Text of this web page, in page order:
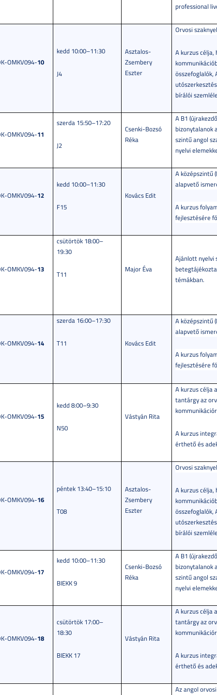
professional
OMKV094-10
kedd 10:00–11:30
J4
Asztalos-
Zsembery
Eszter
Orvosi
A kurzus célja,
összefoglalók,
bírálói
OMKV094-11
szerda 15:50–17:20
J2
Csenki-Bozsó
Réka
A B1
bizonytalanok
szintű angol
nyelvi
OMKV094-12
kedd 10:00–11:30
F15
Kovács Edit
A középszintű
alapvető
A kurzus
fejlesztésére
OMKV094-13
csütörtök 18:00–
19:30
T11
Major Éva
Ajánlott nyelvi
témákban.
OMKV094-14
szerda 16:00–17:30
T11 Kovács Edit
A középszintű
alapvető
A kurzus
fejlesztésére
OMKV094-15
kedd 8:00–9:30
N50
Vástyán Rita
A kurzus célja
tantárgy az
A kurzus
érthető és
OMKV094-16
péntek 13:40–15:10
T08
Asztalos-
Zsembery
Eszter
Orvosi
A kurzus célja,
összefoglalók,
bírálói
OMKV094-17
kedd 10:00–11:30
BIEKK 9
Csenki-Bozsó
Réka
A B1
bizonytalanok
szintű angol
nyelvi
OMKV094-18
csütörtök 17:00–
18:30
BIEKK 17
Vástyán Rita
A kurzus célja
tantárgy az
A kurzus
érthető és
Az angol